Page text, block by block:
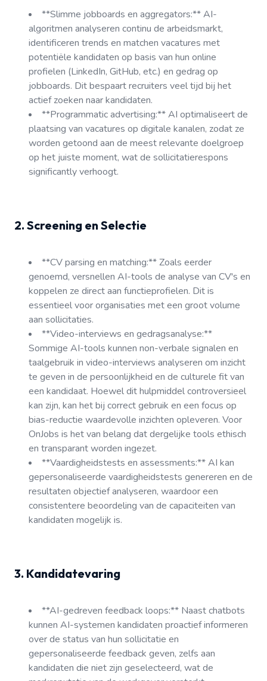
**Slimme jobboards en aggregators:** AI-
algoritmen analyseren continu de arbeidsmarkt,
identificeren trends en matchen vacatures met
potentiële kandidaten op basis van hun online
profielen (LinkedIn, GitHub, etc.) en gedrag op
jobboards. Dit bespaart recruiters veel tijd bij het
actief zoeken naar kandidaten.
**Programmatic advertising:** AI optimaliseert de
plaatsing van vacatures op digitale kanalen, zodat ze
worden getoond aan de meest relevante doelgroep
op het juiste moment, wat de sollicitatierespons
significantly verhoogt.
2. Screening en Selectie
**CV parsing en matching:** Zoals eerder
genoemd, versnellen AI-tools de analyse van CV's en
koppelen ze direct aan functieprofielen. Dit is
essentieel voor organisaties met een groot volume
aan sollicitaties.
**Video-interviews en gedragsanalyse:**
Sommige AI-tools kunnen non-verbale signalen en
taalgebruik in video-interviews analyseren om inzicht
te geven in de persoonlijkheid en de culturele fit van
een kandidaat. Hoewel dit hulpmiddel controversieel
kan zijn, kan het bij correct gebruik en een focus op
bias-reductie waardevolle inzichten opleveren. Voor
OnJobs is het van belang dat dergelijke tools ethisch
en transparant worden ingezet.
**Vaardigheidstests en assessments:** AI kan
gepersonaliseerde vaardigheidstests genereren en de
resultaten objectief analyseren, waardoor een
consistentere beoordeling van de capaciteiten van
kandidaten mogelijk is.
3. Kandidatevaring
**AI-gedreven feedback loops:** Naast chatbots
kunnen AI-systemen kandidaten proactief informeren
over de status van hun sollicitatie en
gepersonaliseerde feedback geven, zelfs aan
kandidaten die niet zijn geselecteerd, wat de